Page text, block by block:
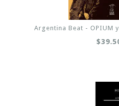
Argentina Beat - OPIUM